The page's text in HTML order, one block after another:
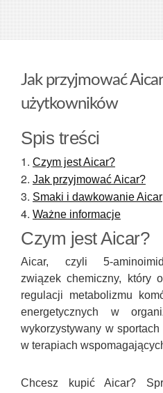
Jak przyjmować
użytkowników
Spis treści
Czym jest Aicar?
Jak przyjmować Aicar?
Smaki i dawkowanie Aicar
Ważne informacje
Czym jest Aicar?
Aicar, czyli 5-
związek chemiczny, który
regulacji metabolizmu
energetycznych w
wykorzystywany w sportach
w terapiach
Chcesz kupić Aicar?